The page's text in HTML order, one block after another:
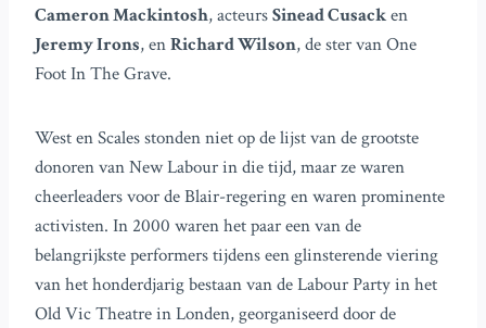
Cameron Mackintosh, acteursSinead Cusacken
Jeremy Irons, enRichard Wilson, de ster van One
Foot In The Grave.
West en Scales stonden niet op de lijst van de grootste
donoren van New Labour in die tijd, maar ze waren
cheerleaders voor de Blair-regering en waren prominente
activisten. In 2000 waren het paar een van de
belangrijkste performers tijdens een glinsterende viering
van het honderdjarig bestaan van de Labour Party in het
Old Vic Theatre in Londen, georganiseerd door de